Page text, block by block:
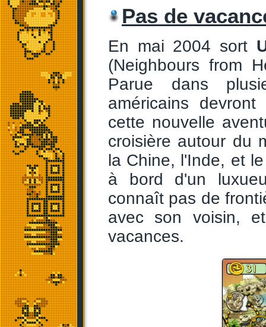
Pas de
En mai 2004 sort
(Neighbours from
Parue dans
américains
cette nouvelle
croisière autour du
la Chine, l'Inde, et
à bord d'un
connaît pas de
avec son voisin,
vacances.